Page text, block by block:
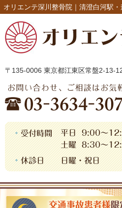
オリエンテ深川整骨院｜清澄白河駅・
〒135-0006 東京都江東区常盤2-13-